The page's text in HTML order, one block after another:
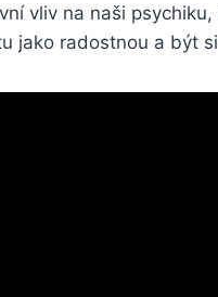
vliv na naši
jako radostnou a být